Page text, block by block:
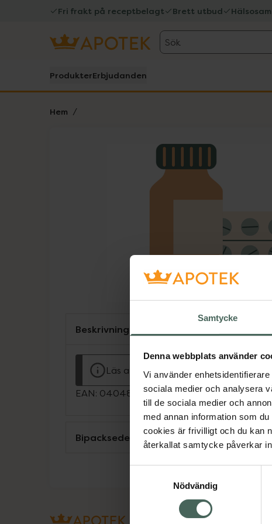
Samtycke
Denna webbplats använder
Vi använder
sociala medier och analysera
till de sociala medier och
med annan information som
cookies är frivilligt och du kan
återkallat samtycke påverkar
Nödvändig
Fri frakt på receptbelagt Brett utbud
Sök
ProdukterErbjudanden
Hem
Lista: . Innehåller 1 objekt.
Beskrivning
Läs alltid bipacksedeln innan
EAN: 04048846014795
Bipacksedel från FASS